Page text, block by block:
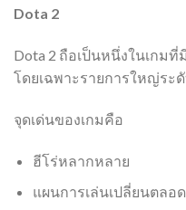
Dota 2
Dota 2 ถือเป็นหนึ่งในเกม
โดยเฉพาะรายการใหญ่ระ
จุดเด่นของเกมคือ
ฮีโร่หลากหลาย
แผนการเล่นเปลี่ยนตลอด